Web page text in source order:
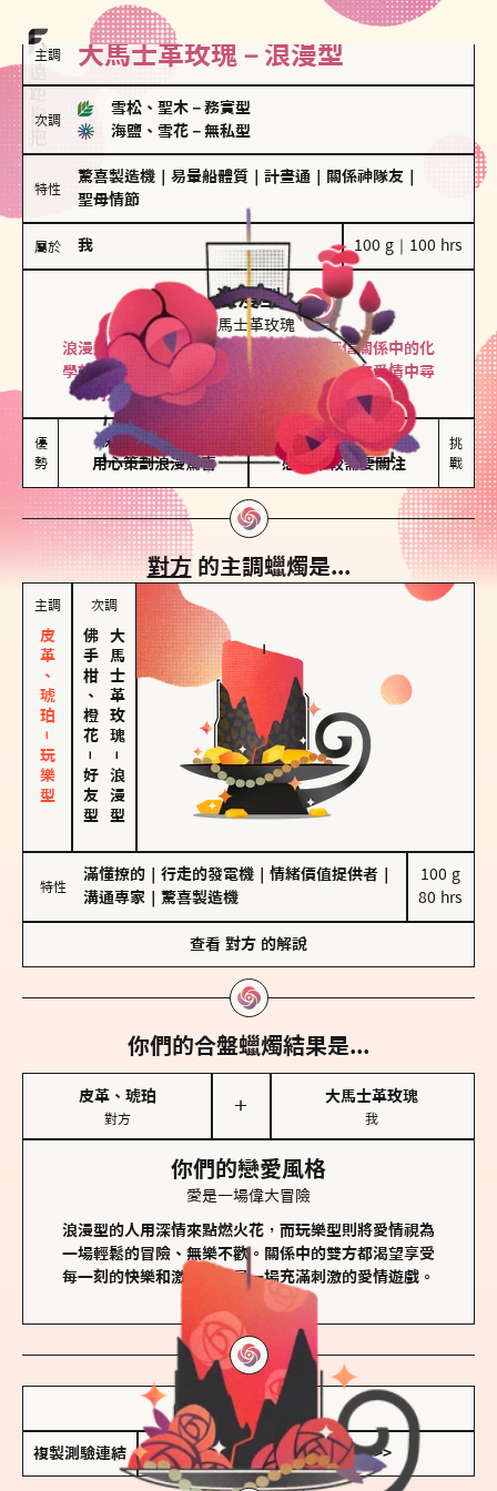
主調 大馬士革玫瑰－浪漫型
次調
雪松、聖木 － 務實型
海鹽、雪花 － 無私型
特性
驚喜製造機 易暈船體質 計畫通 關係神隊友
聖母情節
屬於 我 100 g｜100 hrs
浪漫型
大馬士革玫瑰
浪漫型的人以激情與性吸引力為基礎，深信關係中的化
學效應，認為每次相遇都是命中註定。傾向在愛情中尋
找火花，經常表達對另一半的愛意和讚美。
優
勢
保持戀愛新鮮感
用心策劃浪漫驚喜
情緒起伏較大
感情中較需要關注
挑
戰
對方的主調蠟燭是...
主調
皮革、琥珀－玩樂型
次調
佛手柑、橙花
－
好友型
大馬士革玫瑰
－
浪漫型
特性
滿懂撩的 行走的發電機 情緒價值提供者
溝通專家
驚喜製造機
100 g
80 hrs
查看 對方 的解說
你們的合盤蠟燭結果是...
皮革、琥珀
對方
＋
大馬士革玫瑰
我
你們的戀愛風格
愛是一場偉大冒險
浪漫型的人用深情來點燃火花，而玩樂型則將愛情視為
一場輕鬆的冒險、無樂不歡。關係中的雙方都渴望享受
每一刻的快樂和激動，像是一場充滿刺激的愛情遊戲。
儲存我的結果圖
複製測驗連結 查看香氛類型全解析 >>>